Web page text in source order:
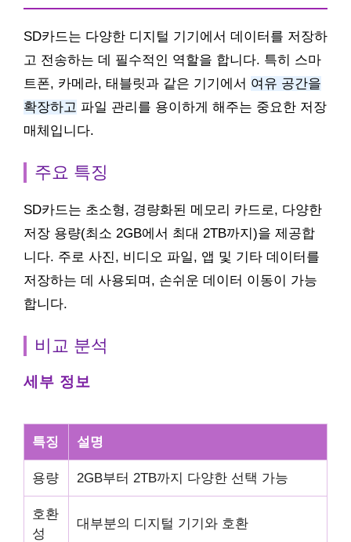
SD카드는 다양한 디지털 기기에서 데이터를 저장하
고 전송하는 데 필수적인 역할을 합니다. 특히 스마
트폰, 카메라, 태블릿과 같은 기기에서 여유 공간을
확장하고 파일 관리를 용이하게 해주는 중요한 저장
매체입니다.
주요 특징
SD카드는 초소형, 경량화된 메모리 카드로, 다양한
저장 용량(최소 2GB에서 최대 2TB까지)을 제공합
니다. 주로 사진, 비디오 파일, 앱 및 기타 데이터를
저장하는 데 사용되며, 손쉬운 데이터 이동이 가능
합니다.
비교 분석
세부 정보
특징 설명
용량 2GB부터 2TB까지 다양한 선택 가능
호환
성
대부분의 디지털 기기와 호환